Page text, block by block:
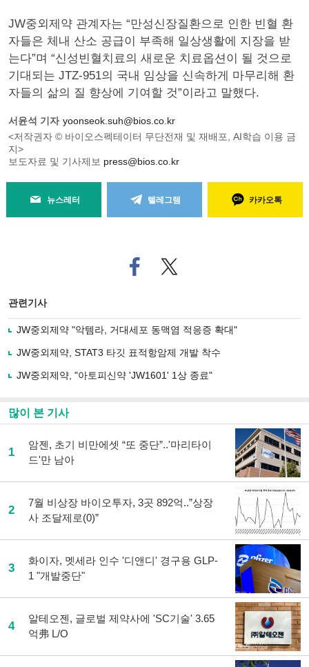
JW중외제약 관계자는 “만성신장질환으로 인한 빈혈 환
자들은 체내 산소 공급이 부족해 일상생활에 지장을 받
는다”며 “신성빈혈치료의 새로운 치료옵션이 될 것으로
기대되는 JTZ-951의 국내 임상을 신속하게 마무리해 환
자들의 삶의 질 향상에 기여할 것”이라고 말했다.
서윤석 기자 yoonseok.suh@bios.co.kr
<저작권자 © 바이오스펙테이터 무단전재 및 재배포, AI학습 이용 금
지>
보도자료 및 기사제보 press@bios.co.kr
뉴스레터 텔레그램 카카오톡
페
이
로
기
사
유
트위
터로
관련기사
JW중외제약 "악템라, 거대세포 동맥염 적응증 확대"
JW중외제약, STAT3 타깃 표적항암제 개발 착수
JW중외제약, "아토피신약 'JW1601' 1상 종료"
많이 본 기사
1
암젠, 초기 비만에셋 “또 중단”..'마리타이
드'만 남아
2
7월 비상장 바이오투자, 3곳 892억..”상장
사 조달제로(0)”
3
화이자, 멧세라 인수 '디앤디' 경구용 GLP-
1 "개발중단"
4
알테오젠, 글로벌 제약사에 'SC기술' 3.65
억弗 L/O